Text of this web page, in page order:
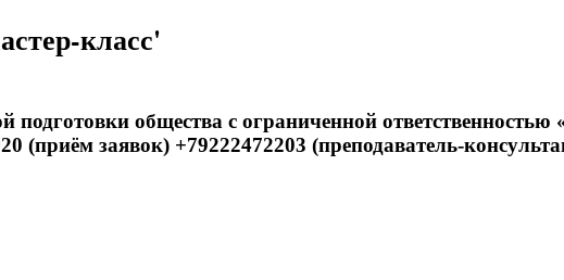
класс'
подготовки общества с ограниченной ответственностью
(приём заявок) +79222472203 (преподаватель-